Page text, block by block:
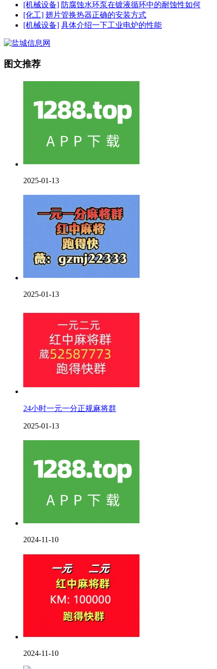
[机械设备] 防腐蚀水环泵在镀液循环中的耐蚀性如何
[化工] 翅片管换热器正确的安装方式
[机械设备] 具体介绍一下工业电炉的性能
图文推荐
2025-01-13
2025-01-13
24小时一元一分正规麻将群
2025-01-13
2024-11-10
2024-11-10